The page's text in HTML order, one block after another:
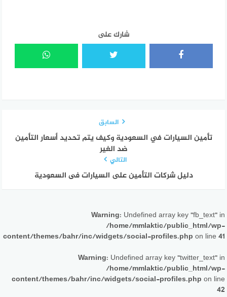
شارك على
السابق
تأمين السيارات في السعودية وكيف يتم تحديد أسعار التأمين
ضد الغير
التالي
دليل شركات التأمين على السيارات فى السعودية
Warning: Undefined array key "fb_text" in
/home/mmlaktic/public_html/wp-
content/themes/bahr/inc/widgets/social-profiles.php on line 41
Warning: Undefined array key "twitter_text" in
/home/mmlaktic/public_html/wp-
content/themes/bahr/inc/widgets/social-profiles.php on line
42